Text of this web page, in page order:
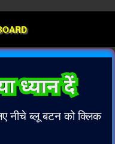
नीचे ब्लू बटन को क्लिक